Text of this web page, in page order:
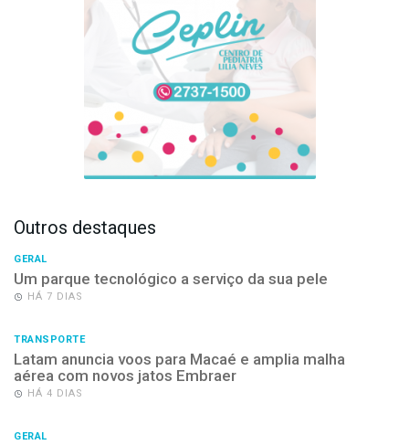
Outros destaques
GERAL
Um parque tecnológico a serviço da sua pele
HÁ 7 DIAS
TRANSPORTE
Latam anuncia voos para Macaé e amplia malha
aérea com novos jatos Embraer
HÁ 4 DIAS
GERAL